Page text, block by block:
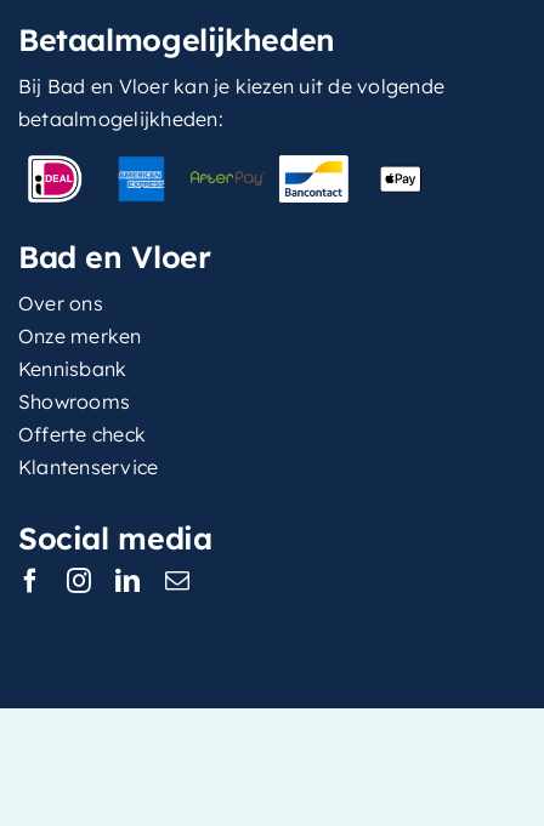
Betaalmogelijkheden
Bij Bad en Vloer kan je kiezen uit de volgende
betaalmogelijkheden:
Bad en Vloer
Over ons
Onze merken
Kennisbank
Showrooms
Offerte check
Klantenservice
Social media